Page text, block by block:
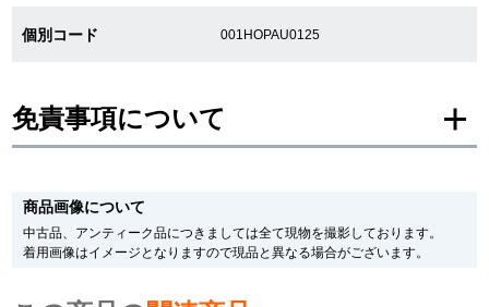
商品画像について
中古品、アンティーク品につきましては全て現物を撮影しております。
着用画像はイメージとなりますので現品と異なる場合がございます。
個別コード 001HOPAU0125
免責事項について
メーカー保護シールの有無に個体差がございますのでご了承下さいませ。
また、メーカーにてマイナーチェンジがなされる場合がございますが、在庫品
の仕様で販売させていただきますので予めご了承の程お願いいたします。
尚、中古品、アンティーク品につきましては現品を撮影しております。